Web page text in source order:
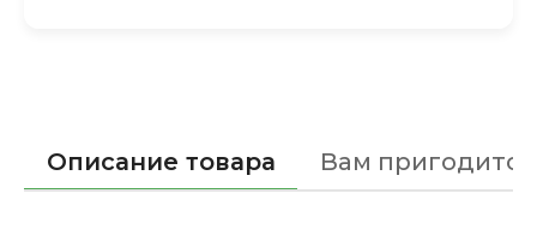
Описание товара Вам пригодится